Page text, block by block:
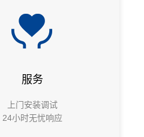
服务
上门安装调试
24小时无忧响应